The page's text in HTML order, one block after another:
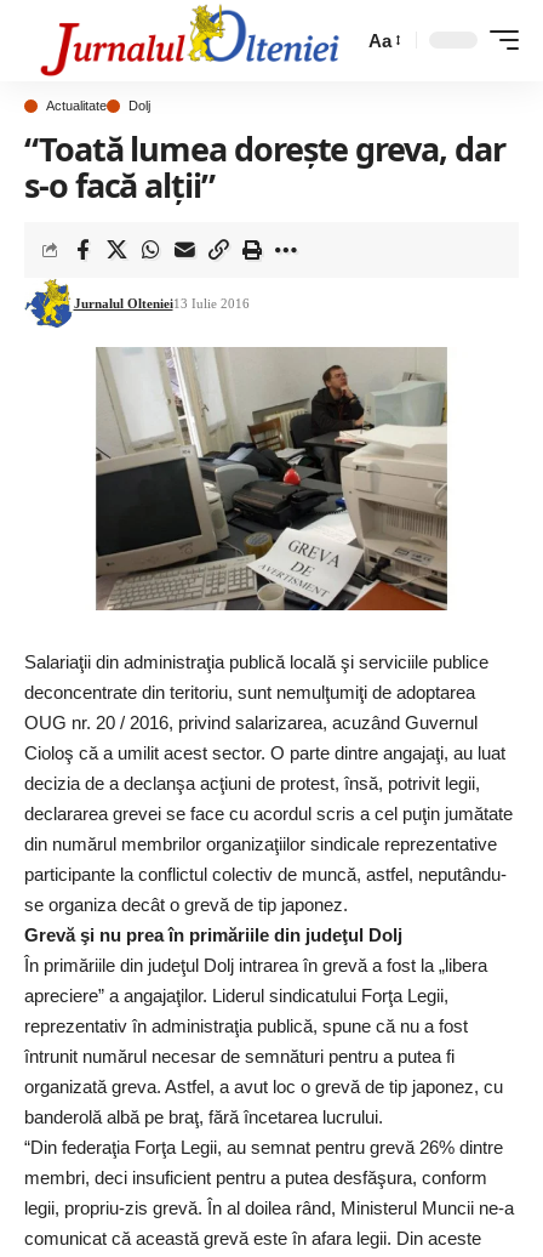
Aa
Actualitate Dolj
“Toată lumea doreşte greva, dar
s-o facă alţii”
Jurnalul Olteniei13 Iulie 2016
Salariaţii din administraţia publică locală şi serviciile publice
deconcentrate din teritoriu, sunt nemulţumiţi de adoptarea
OUG nr. 20 / 2016, privind salarizarea, acuzând Guvernul
Cioloş că a umilit acest sector. O parte dintre angajaţi, au luat
decizia de a declanşa acţiuni de protest, însă, potrivit legii,
declararea grevei se face cu acordul scris a cel puţin jumătate
din numărul membrilor organizaţiilor sindicale reprezentative
participante la conflictul colectiv de muncă, astfel, neputându-
se organiza decât o grevă de tip japonez.
Grevă şi nu prea în primăriile din judeţul Dolj
În primăriile din judeţul Dolj intrarea în grevă a fost la „libera
apreciere” a angajaţilor. Liderul sindicatului Forţa Legii,
reprezentativ în administraţia publică, spune că nu a fost
întrunit numărul necesar de semnături pentru a putea fi
organizată greva. Astfel, a avut loc o grevă de tip japonez, cu
banderolă albă pe braţ, fără încetarea lucrului.
“Din federaţia Forţa Legii, au semnat pentru grevă 26% dintre
membri, deci insuficient pentru a putea desfăşura, conform
legii, propriu-zis grevă. În al doilea rând, Ministerul Muncii ne-a
comunicat că această grevă este în afara legii. Din aceste